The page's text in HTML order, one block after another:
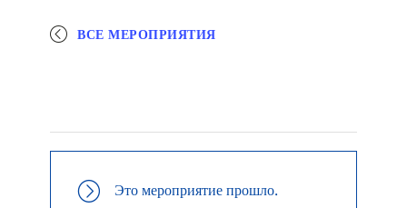
ВСЕ МЕРОПРИЯТИЯ
Это мероприятие прошло.